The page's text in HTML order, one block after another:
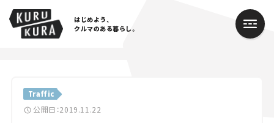
はじめよう、
クルマのある暮らし。
Traffic
公開日：2019.11.22
Cars